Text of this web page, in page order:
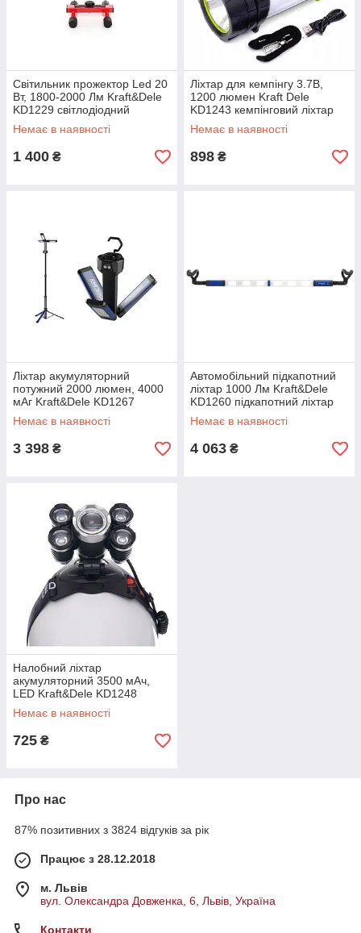
Світильник прожектор Led 20
Вт, 1800-2000 Лм Kraft&Dele
KD1229 світлодіодний
портативний прожектор
Немає в наявності
1 400 ₴
Ліхтар для кемпінгу 3.7В,
1200 люмен Kraft Dele
KD1243 кемпінговий ліхтар
Немає в наявності
898 ₴
Ліхтар акумуляторний
потужний 2000 люмен, 4000
мАг Kraft&Dele KD1267
акумуляторний ліхтар
Немає в наявності
3 398 ₴
Автомобільний підкапотний
ліхтар 1000 Лм Kraft&Dele
KD1260 підкапотний ліхтар
Немає в наявності
4 063 ₴
Налобний ліхтар
акумуляторний 3500 мАч,
LED Kraft&Dele KD1248
ліхтар налобний
Немає в наявності
725 ₴
Про нас
87% позитивних з 3824 відгуків за рік
Працює з 28.12.2018
м. Львів
вул. Олександра Довженка, 6, Львів, Україна
Контакти